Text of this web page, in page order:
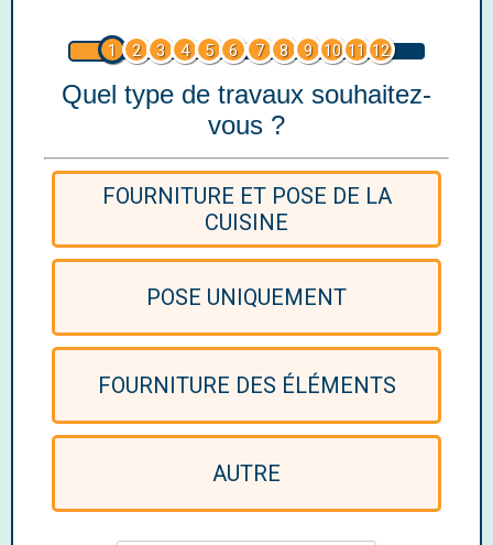
1 2 3 4 5 6 7 8 9 10 11 12
Quel type de travaux souhaitez-
vous ?
FOURNITURE ET POSE DE LA
CUISINE
POSE UNIQUEMENT
FOURNITURE DES ÉLÉMENTS
AUTRE